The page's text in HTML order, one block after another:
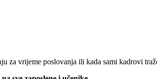
za vrijeme poslovanja ili kada sami kadrovi